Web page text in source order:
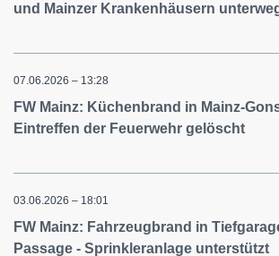
und Mainzer Krankenhäusern
07.06.2026 – 13:28
FW Mainz: Küchenbrand in Mainz-
Eintreffen der Feuerwehr gelöscht
03.06.2026 – 18:01
FW Mainz: Fahrzeugbrand in
Passage - Sprinkleranlage unterstützt